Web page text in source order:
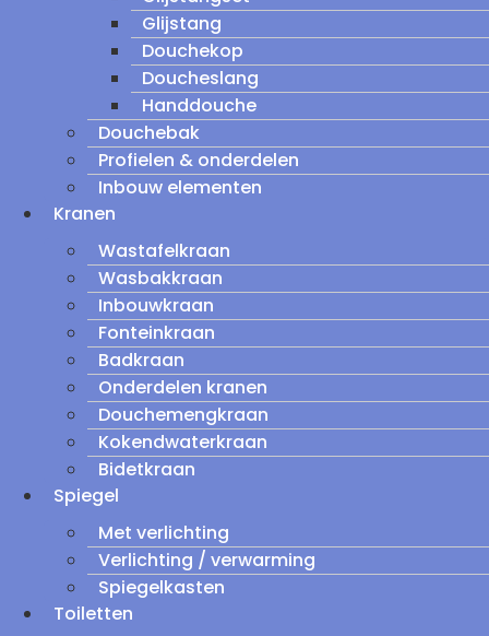
Glijstang
Douchekop
Doucheslang
Handdouche
Douchebak
Profielen & onderdelen
Inbouw elementen
Kranen
Wastafelkraan
Wasbakkraan
Inbouwkraan
Fonteinkraan
Badkraan
Onderdelen kranen
Douchemengkraan
Kokendwaterkraan
Bidetkraan
Spiegel
Met verlichting
Verlichting / verwarming
Spiegelkasten
Toiletten